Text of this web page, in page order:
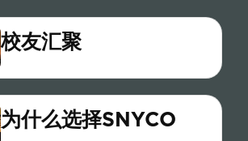
校友汇聚
为什么选择SNYCO